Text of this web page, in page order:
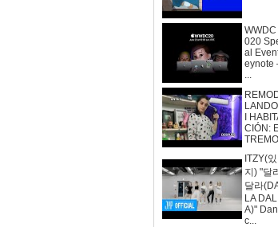
WWDC
020
al
...
I
CIÓN:
TREMO
ITZY(있
지) "달
달라
LA
A)" Dan
c...